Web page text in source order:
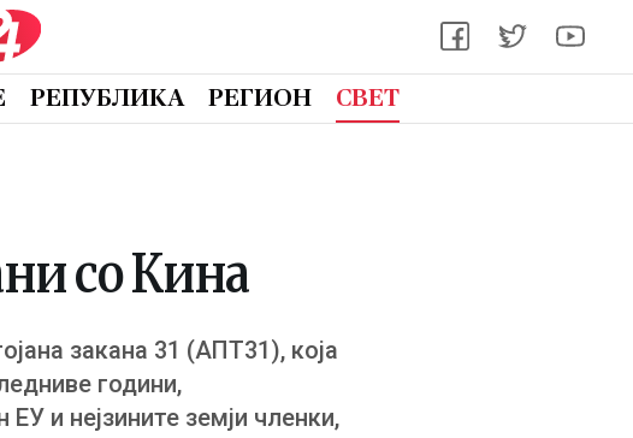
РЕПУБЛИКА РЕГИОН СВЕТ
со Кина
закана 31 (AПT31), која
години,
и нејзините земји членки,